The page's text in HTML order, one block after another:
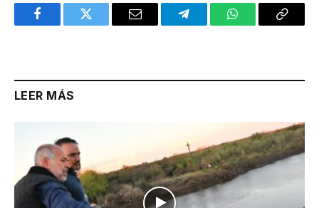
FacebookTwitter Email TelegramWhatsAppCopy
LEER MÁS